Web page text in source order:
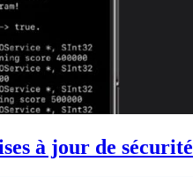
à jour de sécurité